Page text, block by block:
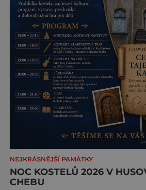
NEJKRÁSNĚJŠÍ PAMÁTKY
NOC KOSTELŮ 2026 V
CHEBU